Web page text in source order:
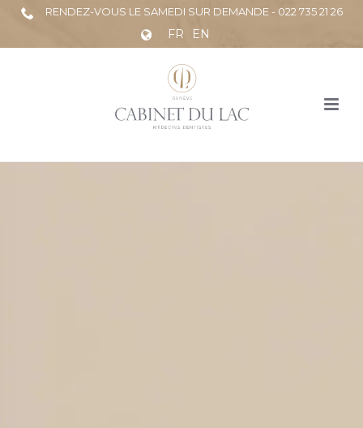
RENDEZ-VOUS LE SAMEDI SUR DEMANDE - 022 735 21 26
FR EN